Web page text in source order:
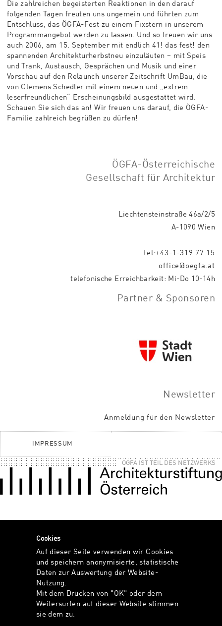
Die zahlreichen begeisterten Reaktionen in den darauf
folgenden Tagen freuten uns ungemein und führten zum
Entschluss, das ÖGFA-Fest zu einem Fixstern in unserem
Programmangebot werden zu lassen. Und so freuen wir uns
auch 2006, am 15. September mit endlich 41! das fest! den
spannenden Architekturherbstneu einzuläuten – mit Speis
und Trank, Austausch, Gesprächen und Musik und einer
Vorschau auf den Relaunch unserer Zeitschrift UmBau, die
von Clemens Schedler mit einem neuen und „extrem
leserfreundlichen“ Erscheinungsbild ausgestattet wird.
Schauen Sie sich das an! Wir freuen uns darauf, die ÖGFA-
Familie zahlreich begrüßen zu dürfen!
ÖGFA-Österreichische
Gesellschaft für Architektur
Liechtensteinstraße 46a/2/5
A-1090 Wien
tel:+43-1-319 77 15
office@oegfa.at
telefonische Erreichbarkeit: Mi-Do 10-14h
Partner & Sponsoren
Newsletter
Anmeldung für den Newsletter
IMPRESSUM
OGFA IST TEIL DES NETZWERKS
Cookies
Auf dieser Seite verwenden wir Cookies
und speichern anonymisierte, statistische
Daten zur Auswertung der Website-
Nutzung.
Mit dem Drücken von "OK" oder dem
Weitersurfen auf dieser Website stimmen
sie dem zu.